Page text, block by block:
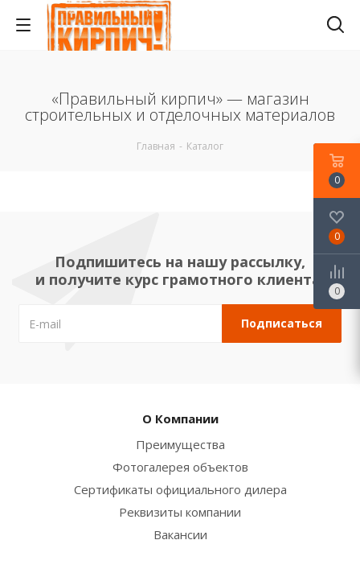
«Правильный кирпич» — магазин
строительных и отделочных материалов
Главная - Каталог
Подпишитесь на нашу рассылку,
и получите курс грамотного клиента!
О Компании
Преимущества
Фотогалерея объектов
Сертификаты официального дилера
Реквизиты компании
Вакансии
0
0
0